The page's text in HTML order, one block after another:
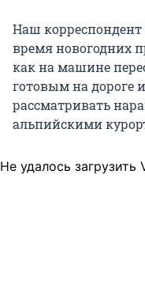
Наш
время новогодних
как на машине
готовым на дороге
рассматривать
альпийскими
Не удалось загрузить